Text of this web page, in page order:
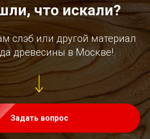
что искали?
слэб или другой материал
древесины в Москве!
Задать вопрос